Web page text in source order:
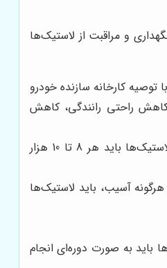
و مراقبت از لاستیک‌ها
کارخانه سازنده خودرو
راحتی رانندگی، کاهش
چرخش دوره‌ای لاستیک‌ها، باعث می‌شود که سایش آن‌ها به طور یکنواخت توزیع شود و طول عمر آن‌ها افزایش یابد. چرخش لاستیک‌ها باید هر 8 تا 10 هزار
آسیب، باید لاستیک‌ها
به صورت دوره‌ای انجام